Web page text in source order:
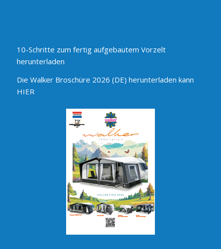
10-Schritte zum fertig aufgebautem Vorzelt
herunterladen
Die Walker Broschüre 2026 (DE) herunterladen kann
HIER